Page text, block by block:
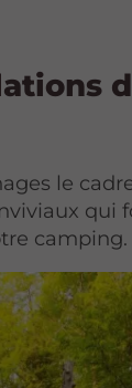
le
qui
camping.